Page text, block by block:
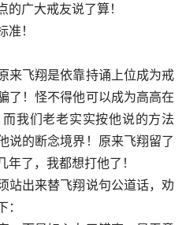
广大戒友说了算！
！
来飞翔是依靠持诵上位成为戒
了！怪不得他可以成为高高在
我们老老实实按他说的方法
说的断念境界！原来飞翔留了
了，我都想打他了！
站出来替飞翔说句公道话，劝